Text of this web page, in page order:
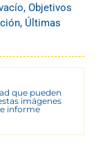
, Objetivos
, Últimas
que pueden
imágenes
informe